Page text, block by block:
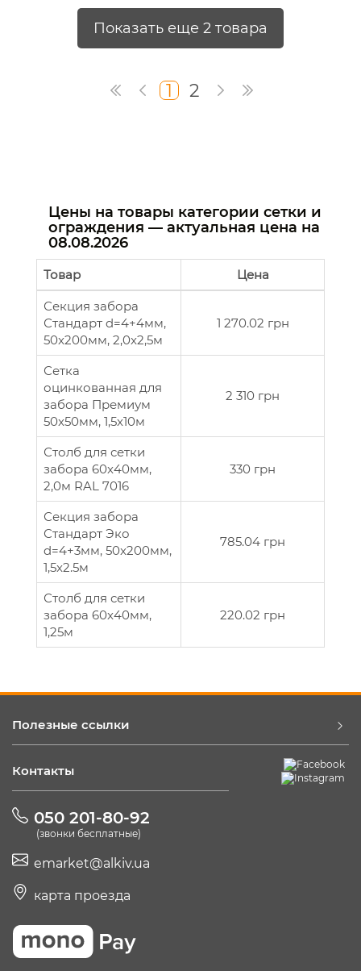
Показать еще 2 товара
1 2
Цены на товары категории сетки и
ограждения — актуальная цена на
08.08.2026
Товар Цена
Секция забора
Стандарт d=4+4мм,
50x200мм, 2,0x2,5м
1 270.02 грн
Сетка
оцинкованная для
забора Премиум
50x50мм, 1,5x10м
2 310 грн
Столб для сетки
забора 60x40мм,
2,0м RAL 7016
330 грн
Секция забора
Стандарт Эко
d=4+3мм, 50x200мм,
1,5x2.5м
785.04 грн
Столб для сетки
забора 60x40мм,
1,25м
220.02 грн
Полезные ссылки
Контакты
050 201-80-92
(звонки бесплатные)
emarket@alkiv.ua
карта проезда